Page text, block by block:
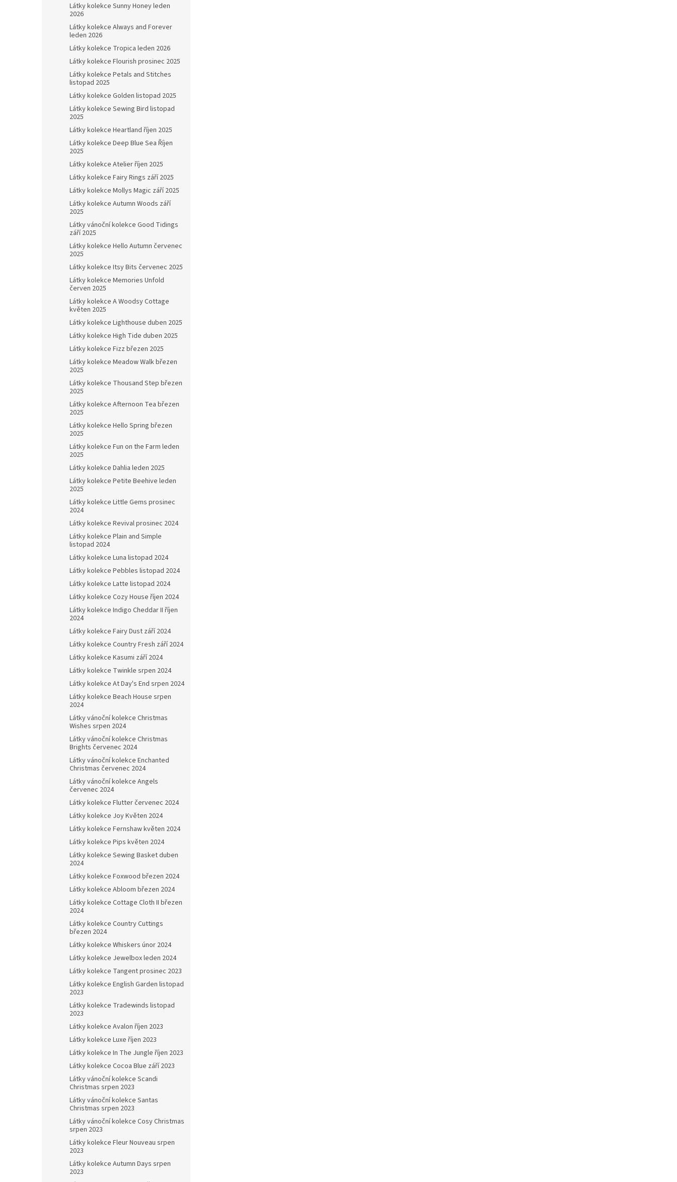
Látky kolekce Sunny Honey leden
2026
Látky kolekce Always and Forever
leden 2026
Látky kolekce Tropica leden 2026
Látky kolekce Flourish prosinec 2025
Látky kolekce Petals and Stitches
listopad 2025
Látky kolekce Golden listopad 2025
Látky kolekce Sewing Bird listopad
2025
Látky kolekce Heartland říjen 2025
Látky kolekce Deep Blue Sea Říjen
2025
Látky kolekce Atelier říjen 2025
Látky kolekce Fairy Rings září 2025
Látky kolekce Mollys Magic září 2025
Látky kolekce Autumn Woods září
2025
Látky vánoční kolekce Good Tidings
září 2025
Látky kolekce Hello Autumn červenec
2025
Látky kolekce Itsy Bits červenec 2025
Látky kolekce Memories Unfold
červen 2025
Látky kolekce A Woodsy Cottage
květen 2025
Látky kolekce Lighthouse duben 2025
Látky kolekce High Tide duben 2025
Látky kolekce Fizz březen 2025
Látky kolekce Meadow Walk březen
2025
Látky kolekce Thousand Step březen
2025
Látky kolekce Afternoon Tea březen
2025
Látky kolekce Hello Spring březen
2025
Látky kolekce Fun on the Farm leden
2025
Látky kolekce Dahlia leden 2025
Látky kolekce Petite Beehive leden
2025
Látky kolekce Little Gems prosinec
2024
Látky kolekce Revival prosinec 2024
Látky kolekce Plain and Simple
listopad 2024
Látky kolekce Luna listopad 2024
Látky kolekce Pebbles listopad 2024
Látky kolekce Latte listopad 2024
Látky kolekce Cozy House říjen 2024
Látky kolekce Indigo Cheddar II říjen
2024
Látky kolekce Fairy Dust září 2024
Látky kolekce Country Fresh září 2024
Látky kolekce Kasumi září 2024
Látky kolekce Twinkle srpen 2024
Látky kolekce At Day's End srpen 2024
Látky kolekce Beach House srpen
2024
Látky vánoční kolekce Christmas
Wishes srpen 2024
Látky vánoční kolekce Christmas
Brights červenec 2024
Látky vánoční kolekce Enchanted
Christmas červenec 2024
Látky vánoční kolekce Angels
červenec 2024
Látky kolekce Flutter červenec 2024
Látky kolekce Joy Květen 2024
Látky kolekce Fernshaw květen 2024
Látky kolekce Pips květen 2024
Látky kolekce Sewing Basket duben
2024
Látky kolekce Foxwood březen 2024
Látky kolekce Abloom březen 2024
Látky kolekce Cottage Cloth II březen
2024
Látky kolekce Country Cuttings
březen 2024
Látky kolekce Whiskers únor 2024
Látky kolekce Jewelbox leden 2024
Látky kolekce Tangent prosinec 2023
Látky kolekce English Garden listopad
2023
Látky kolekce Tradewinds listopad
2023
Látky kolekce Avalon říjen 2023
Látky kolekce Luxe říjen 2023
Látky kolekce In The Jungle říjen 2023
Látky kolekce Cocoa Blue září 2023
Látky vánoční kolekce Scandi
Christmas srpen 2023
Látky vánoční kolekce Santas
Christmas srpen 2023
Látky vánoční kolekce Cosy Christmas
srpen 2023
Látky kolekce Fleur Nouveau srpen
2023
Látky kolekce Autumn Days srpen
2023